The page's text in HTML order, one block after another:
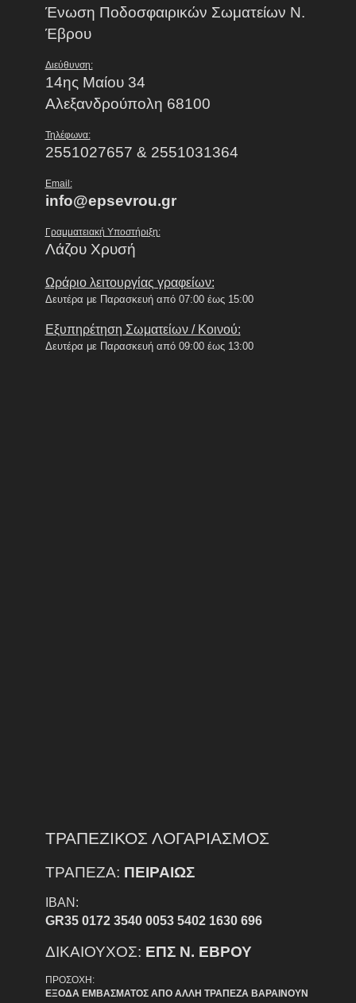
Ένωση Ποδοσφαιρικών Σωματείων Ν.
Έβρου
Διεύθυνση:
14ης Μαίου 34
Αλεξανδρούπολη 68100
Τηλέφωνα:
2551027657 & 2551031364
Email:
info@epsevrou.gr
Γραμματειακή Υποστήριξη:
Λάζου Χρυσή
Ωράριο λειτουργίας γραφείων:
Δευτέρα με Παρασκευή από 07:00 έως 15:00
Εξυπηρέτηση Σωματείων / Κοινού:
Δευτέρα με Παρασκευή από 09:00 έως 13:00
ΤΡΑΠΕΖΙΚΟΣ ΛΟΓΑΡΙΑΣΜΟΣ
ΤΡΑΠΕΖΑ: ΠΕΙΡΑΙΩΣ
IBAN:
GR35 0172 3540 0053 5402 1630 696
ΔΙΚΑΙΟΥΧΟΣ: ΕΠΣ Ν. ΕΒΡΟΥ
ΠΡΟΣΟΧΗ:
ΕΞΟΔΑ ΕΜΒΑΣΜΑΤΟΣ ΑΠΟ ΑΛΛΗ ΤΡΑΠΕΖΑ ΒΑΡΑΙΝΟΥΝ